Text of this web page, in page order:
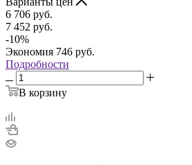
6 706 руб.
7 452 руб.
-10%
Экономия 746 руб.
Подробности
В корзину